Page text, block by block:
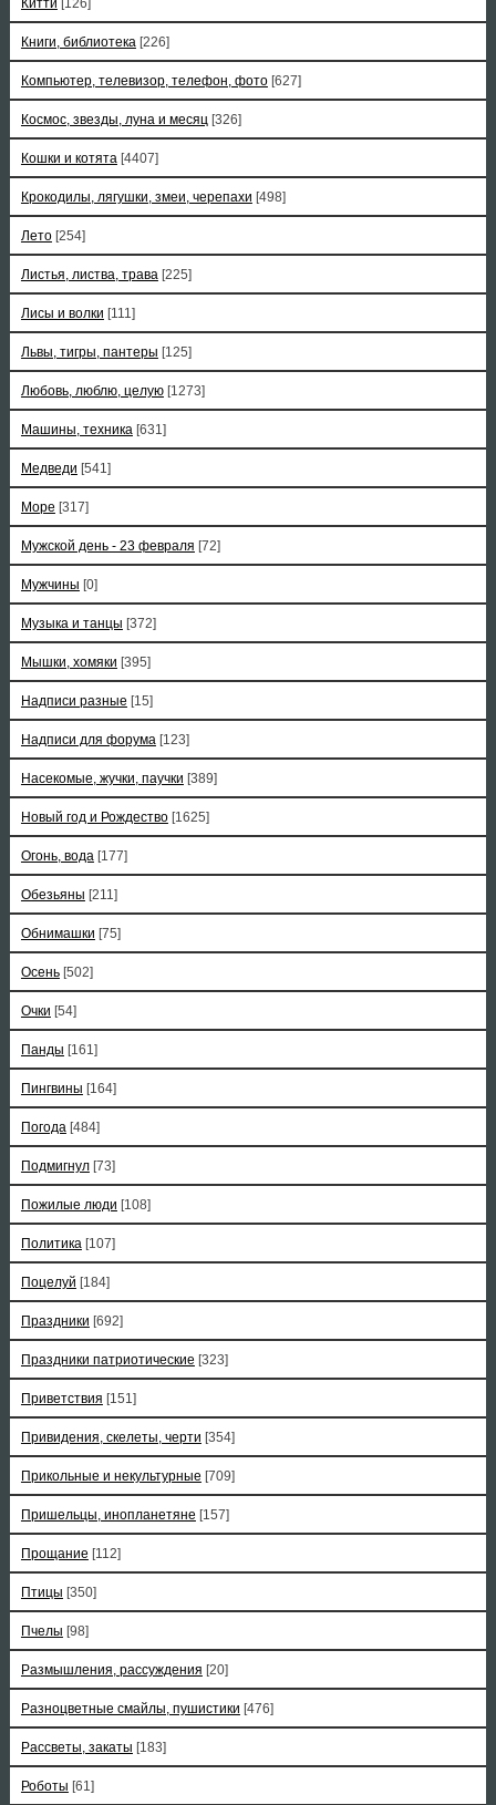
Китти [126]
Книги, библиотека [226]
Компьютер, телевизор, телефон, фото [627]
Космос, звезды, луна и месяц [326]
Кошки и котята [4407]
Крокодилы, лягушки, змеи, черепахи [498]
Лето [254]
Листья, листва, трава [225]
Лисы и волки [111]
Львы, тигры, пантеры [125]
Любовь, люблю, целую [1273]
Машины, техника [631]
Медведи [541]
Море [317]
Мужской день - 23 февраля [72]
Мужчины [0]
Музыка и танцы [372]
Мышки, хомяки [395]
Надписи разные [15]
Надписи для форума [123]
Насекомые, жучки, паучки [389]
Новый год и Рождество [1625]
Огонь, вода [177]
Обезьяны [211]
Обнимашки [75]
Осень [502]
Очки [54]
Панды [161]
Пингвины [164]
Погода [484]
Подмигнул [73]
Пожилые люди [108]
Политика [107]
Поцелуй [184]
Праздники [692]
Праздники патриотические [323]
Приветствия [151]
Привидения, скелеты, черти [354]
Прикольные и некультурные [709]
Пришельцы, инопланетяне [157]
Прощание [112]
Птицы [350]
Пчелы [98]
Размышления, рассуждения [20]
Разноцветные смайлы, пушистики [476]
Рассветы, закаты [183]
Роботы [61]